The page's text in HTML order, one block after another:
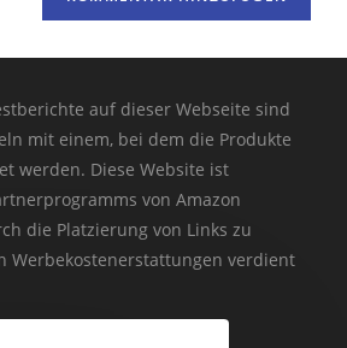
auf dieser Webseite sind
mit einem, bei dem die Produkte
werden. Diese Website ist
von Amazon
die Platzierung von Links zu
Werbekostenerstattungen verdient